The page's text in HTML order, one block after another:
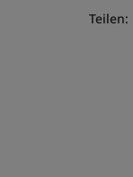
Teilen: